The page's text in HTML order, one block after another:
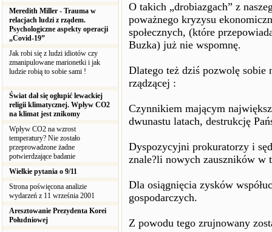
Meredith Miller - Trauma w
relacjach ludzi z rządem.
Psychologiczne aspekty operacji
„Covid-19”
Jak robi się z ludzi idiotów czy
zmanipulowane marionetki i jak
ludzie robią to sobie sami !
Świat dał się ogłupić lewackiej
religii klimatycznej. Wpływ CO2
na klimat jest znikomy
Wpływ CO2 na wzrost
temperatury? Nie zostało
przeprowadzone żadne
potwierdzające badanie
Wielkie pytania o 9/11
Strona poświęcona analizie
wydarzeń z 11 września 2001
Aresztowanie Prezydenta Korei
Południowej
O takich „drobiazgach” z
poważnego kryzysu
społecznych, (które
Buzka) już nie wspomnę.
Dlatego też dziś pozwolę
rządzącej :
Czynnikiem mającym
dwunastu latach, destrukcję
Dyspozycyjni prokuratorzy i
znale?li nowych zauszników w
Dla osiągnięcia zysków
gospodarczych.
Z powodu tego zrujnowany